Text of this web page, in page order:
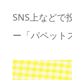
SNS上などで
ー「パペット